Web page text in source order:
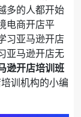
多的人都开始
电商开店平
习亚马逊开店
亚马逊开店无
逊开店培训班
训机构的小编